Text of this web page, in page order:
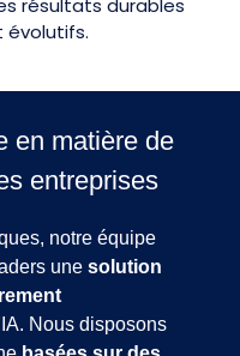
résultats durables
évolutifs.
en matière de
entreprises
notre équipe
une solution
Nous disposons